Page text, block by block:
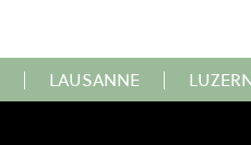
| LAUSANNE |